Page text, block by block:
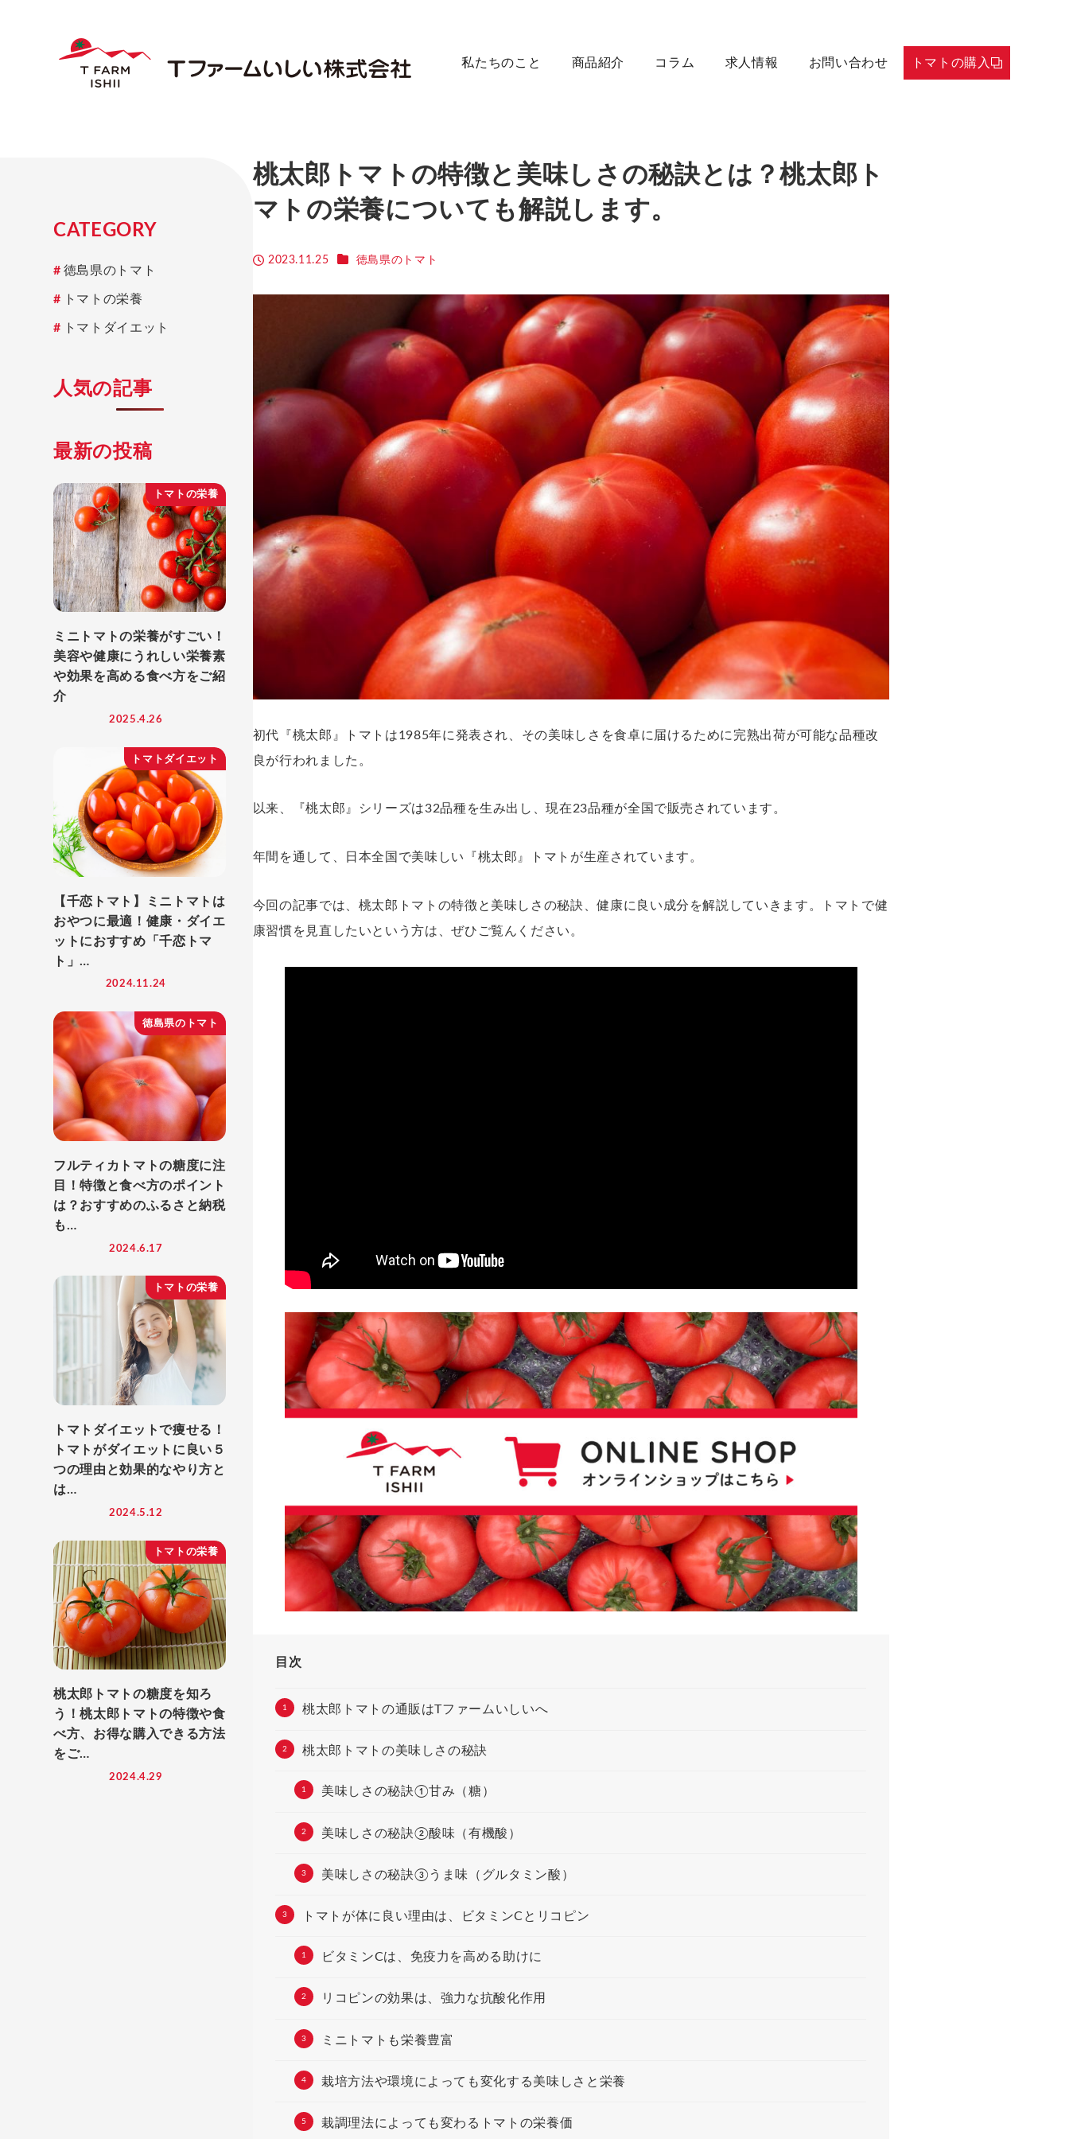
私たちのこと 商品紹介 コラム 求人情報 お問い合わせ トマトの購入
桃太郎トマトの特徴と美味しさの秘訣とは？桃太郎ト
マトの栄養についても解説します。
2023.11.25 カテゴリー
徳島県のトマト
初代『桃太郎』トマトは1985年に発表され、その美味しさを食卓に届けるために完熟出荷が可能な品種改
良が行われました。
以来、『桃太郎』シリーズは32品種を生み出し、現在23品種が全国で販売されています。
年間を通して、日本全国で美味しい『桃太郎』トマトが生産されています。
今回の記事では、桃太郎トマトの特徴と美味しさの秘訣、健康に良い成分を解説していきます。トマトで健
康習慣を見直したいという方は、ぜひご覧んください。
目次
桃太郎トマトの通販はTファームいしいへ
桃太郎トマトの美味しさの秘訣
美味しさの秘訣①甘み（糖）
美味しさの秘訣②酸味（有機酸）
美味しさの秘訣③うま味（グルタミン酸）
トマトが体に良い理由は、ビタミンCとリコピン
ビタミンCは、免疫力を高める助けに
リコピンの効果は、強力な抗酸化作用
ミニトマトも栄養豊富
栽培方法や環境によっても変化する美味しさと栄養
栽調理法によっても変わるトマトの栄養価
CATEGORY
徳島県のトマト
トマトの栄養
トマトダイエット
人気の記事
最新の投稿
トマトの栄養
ミニトマトの栄養がすごい！
美容や健康にうれしい栄養素
や効果を高める食べ方をご紹
介
2025.4.26
トマトダイエット
【千恋トマト】ミニトマトは
おやつに最適！健康・ダイエ
ットにおすすめ「千恋トマ
ト」…
2024.11.24
徳島県のトマト
フルティカトマトの糖度に注
目！特徴と食べ方のポイント
は？おすすめのふるさと納税
も…
2024.6.17
トマトの栄養
トマトダイエットで痩せる！
トマトがダイエットに良い５
つの理由と効果的なやり方と
は…
2024.5.12
トマトの栄養
桃太郎トマトの糖度を知ろ
う！桃太郎トマトの特徴や食
べ方、お得な購入できる方法
をご…
2024.4.29